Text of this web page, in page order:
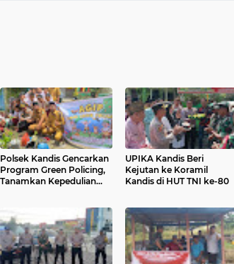
Polsek Kandis Gencarkan
Program Green Policing,
Tanamkan Kepedulian
UPIKA Kandis Beri
Kejutan ke Koramil
Kandis di HUT TNI ke-80